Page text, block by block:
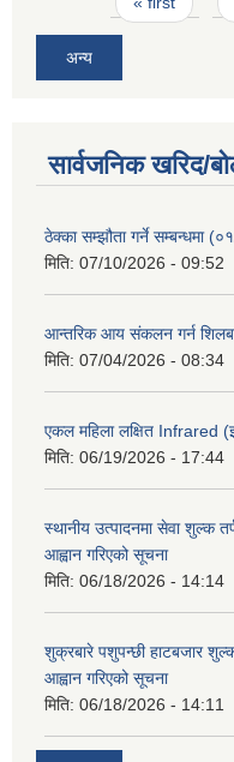
अन्य
सार्वजनिक खरिद/
ठेक्का सम्झौता गर्ने सम्बन्धमा
मिति: 07/10/2026 - 09:52
आन्तरिक आय संकलन गर्न
मिति: 07/04/2026 - 08:34
एकल महिला लक्षित Infrared
मिति: 06/19/2026 - 17:44
स्थानीय उत्पादनमा सेवा शुल्क
आह्वान गरिएको सूचना
मिति: 06/18/2026 - 14:14
शुक्रबारे पशुपन्छी हाटबजार
आह्वान गरिएको सूचना
मिति: 06/18/2026 - 14:11